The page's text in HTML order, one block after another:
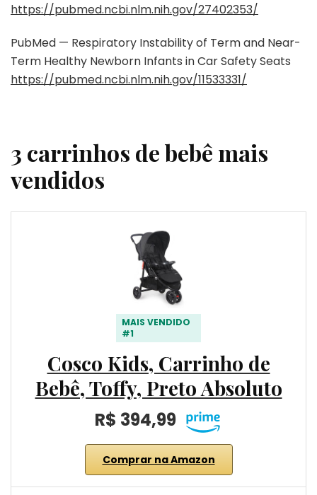
https://pubmed.ncbi.nlm.nih.gov/27402353/
PubMed — Respiratory Instability of Term and Near-
Term Healthy Newborn Infants in Car Safety Seats
https://pubmed.ncbi.nlm.nih.gov/11533331/
3 carrinhos de bebê mais
vendidos
MAIS VENDIDO
#1
Cosco Kids, Carrinho de
Bebê, Toffy, Preto Absoluto
R$ 394,99
Comprar na Amazon